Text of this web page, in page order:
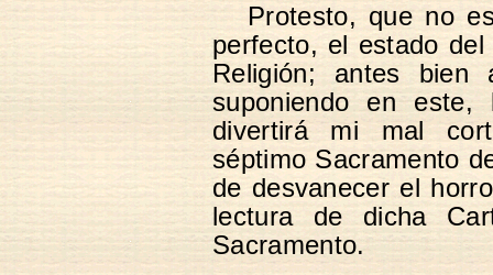
Protesto, que no
perfecto, el estado
Religión; antes bien
suponiendo en
divertirá mi mal
séptimo Sacramento
de desvanecer el
lectura de dicha
Sacramento.